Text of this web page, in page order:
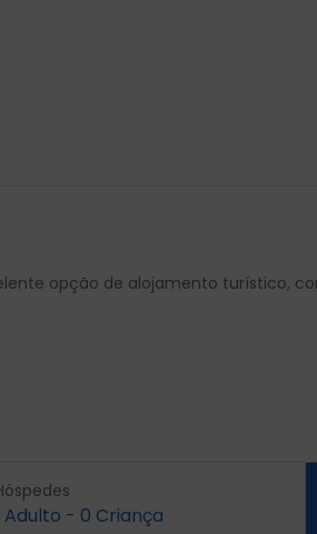
opção de alojamento turístico,
Adulto - 0 Criança